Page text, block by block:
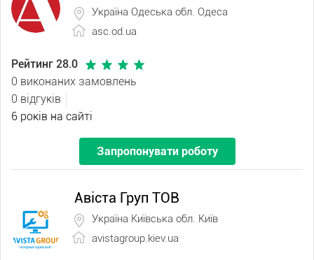
Україна Одеська обл. Одеса
asc.od.ua
Рейтинг 28.0
0 виконаних замовлень
0 відгуків
6 років на сайті
Запропонувати роботу
Авіста Груп ТОВ
Україна Київська обл. Київ
avistagroup.kiev.ua